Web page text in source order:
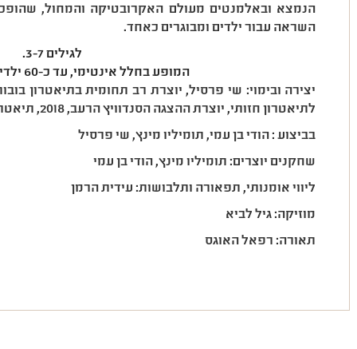
הנמצא ובאלמנטים מעולם האקרובטיקה והמחול,
השראה עבור ילדים ומבוגרים כאחד.
לגילים 3-7.
המופע בחלל אינטימי, עד כ-60 ילדים והורים בקהל.
יצירה ובימוי: שי פרסיל, יוצרת רב תחומית בתיאטרון
לתיאטרון חזותי, יוצרת ההצגה הסנדוויץ הרעב, 2018, תיאטרון הקרון.
בביצוע : הודי בן עמי, תומיליו מינץ, שי פרסיל
שחקנים יוצרים: תומיליו מינץ, הודי בן עמי
ליווי אומנותי, תפאורה ותלבושות: עידית הרמן
מוזיקה: גיל לביא
תאורה: רפאל האוגס